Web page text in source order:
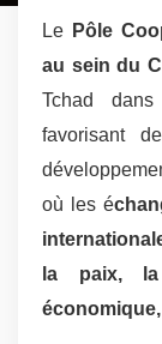
Le Pôle
au sein du
Tchad
favorisant
où les é
la paix, la